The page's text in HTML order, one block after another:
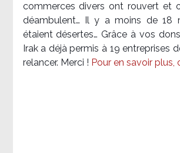
commerces divers ont rouvert et
déambulent… Il y a moins de 18
étaient désertes… Grâce à vos
Irak a déjà permis à 19 entreprises
relancer. Merci ! Pour en savoir plus,